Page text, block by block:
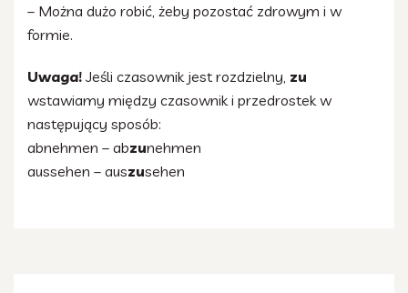
– Można dużo robić, żeby pozostać zdrowym i w
formie.
Uwaga! Jeśli czasownik jest rozdzielny, zu
wstawiamy między czasownik i przedrostek w
następujący sposób:
abnehmen – abzunehmen
aussehen – auszusehen